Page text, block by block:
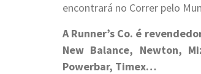
encontrará no Correr pelo
A Runner’s Co. é
New Balance, Newton,
Powerbar, Timex…